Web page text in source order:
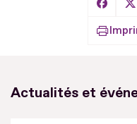
Actualités et